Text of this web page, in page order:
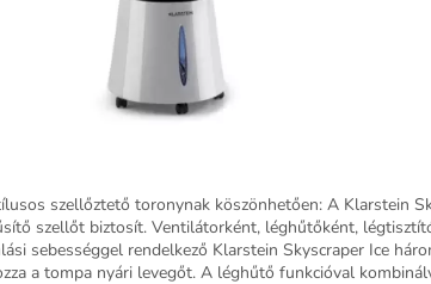
szellőztető toronynak köszönhetően: A Klarstein
szellőt biztosít. Ventilátorként, léghűtőként,
sebességgel rendelkező Klarstein Skyscraper Ice
a tompa nyári levegőt. A léghűtő funkcióval